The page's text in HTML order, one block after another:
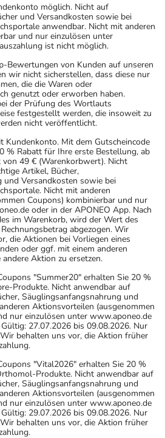
möglich. Nicht auf
und Versandkosten sowie bei
anwendbar. Nicht mit anderen
und nur einzulösen unter
ist nicht möglich.
Bewertungen von Kunden auf unseren
wir nicht sicherstellen, dass diese nur
die die Waren oder
genutzt oder erworben haben.
der Prüfung des Wortlauts
festgestellt werden, die insoweit zu
nicht veröffentlicht.
Kundenkonto. Mit dem Gutscheincode
% Rabatt für Ihre erste Bestellung, ab
49 € (Warenkorbwert). Nicht
Artikel, Bücher,
Versandkosten sowie bei
Nicht mit anderen
Coupons) kombinierbar und nur
oder in der APONEO App. Nach
im Warenkorb, wird der Wert des
abgezogen. Wir
die Aktionen bei Vorliegen eines
oder ggf. mit einem anderen
Aktion zu ersetzen.
"Summer20" erhalten Sie 20 %
Produkte. Nicht anwendbar auf
Säuglingsanfangsnahrung und
Aktionsvorteilen (ausgenommen
nur einzulösen unter www.aponeo.de
27.07.2026 bis 09.08.2026. Nur
behalten uns vor, die Aktion früher
"Vital2026" erhalten Sie 20 %
Produkte. Nicht anwendbar auf
Säuglingsanfangsnahrung und
Aktionsvorteilen (ausgenommen
nur einzulösen unter www.aponeo.de
29.07.2026 bis 09.08.2026. Nur
behalten uns vor, die Aktion früher